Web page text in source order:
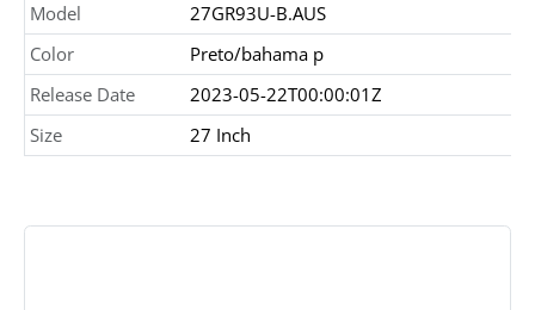
Model
27GR93U-B.AUS
Color
Preto/bahama p
Release Date
2023-05-22T00:00:01Z
Size
27 Inch